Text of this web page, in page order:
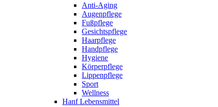
Anti-Aging
Augenpflege
Fußpflege
Gesichtspflege
Haarpflege
Handpflege
Hygiene
Körperpflege
Lippenpflege
Sport
Wellness
Hanf Lebensmittel